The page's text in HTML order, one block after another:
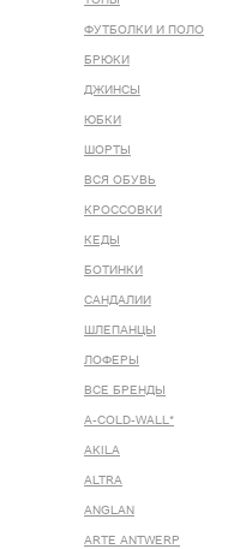
ФУТБОЛКИ И ПОЛО
БРЮКИ
ДЖИНСЫ
ЮБКИ
ШОРТЫ
ВСЯ ОБУВЬ
КРОССОВКИ
КЕДЫ
БОТИНКИ
САНДАЛИИ
ШЛЕПАНЦЫ
ЛОФЕРЫ
ВСЕ БРЕНДЫ
A-COLD-WALL*
AKILA
ALTRA
ANGLAN
ARTE ANTWERP